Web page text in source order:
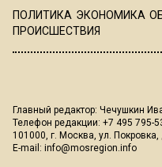
ПОЛИТИКА ЭКОНОМИКА
ПРОИСШЕСТВИЯ
Главный редактор: Чечушкин
Телефон редакции: +7 495 795-
101000, г. Москва, ул. Покровка,
E-mail: info@mosregion.info